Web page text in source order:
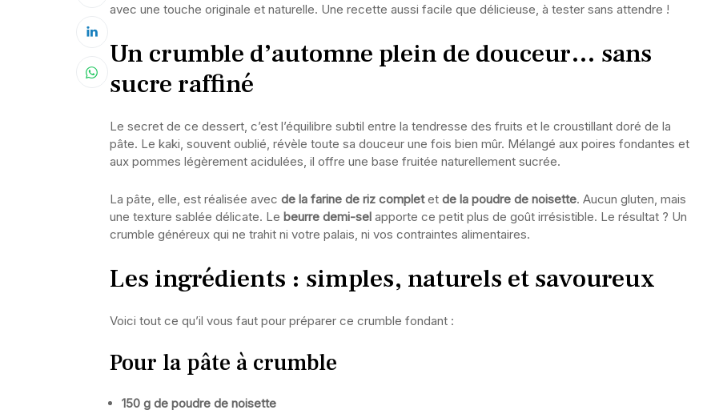
avec une touche originale et naturelle. Une recette aussi facile que délicieuse, à tester sans attendre !
Un crumble d’automne plein de douceur… sans
sucre raffiné
Le secret de ce dessert, c’est l’équilibre subtil entre la tendresse des fruits et le croustillant doré de la
pâte. Le kaki, souvent oublié, révèle toute sa douceur une fois bien mûr. Mélangé aux poires fondantes et
aux pommes légèrement acidulées, il offre une base fruitée naturellement sucrée.
La pâte, elle, est réalisée avec de la farine de riz completet de la poudre de noisette. Aucun gluten, mais
une texture sablée délicate. Le beurre demi-sel apporte ce petit plus de goût irrésistible. Le résultat ? Un
crumble généreux qui ne trahit ni votre palais, ni vos contraintes alimentaires.
Les ingrédients : simples, naturels et savoureux
Voici tout ce qu’il vous faut pour préparer ce crumble fondant :
Pour la pâte à crumble
150 g de poudre de noisette